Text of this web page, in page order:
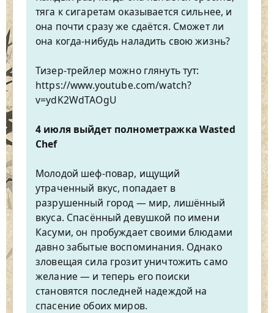
тяга к сигаретам оказывается сильнее, и
она почти сразу же сдаётся. Сможет ли
она когда-нибудь наладить свою жизнь?
Тизер-трейлер можно глянуть тут:
https://www.youtube.com/watch?
v=ydK2WdTAOgU
4 июля выйдет полнометражка Wasted
Chef
Молодой шеф-повар, ищущий
утраченный вкус, попадает в
разрушенный город — мир, лишённый
вкуса. Спасённый девушкой по имени
Касуми, он пробуждает своими блюдами
давно забытые воспоминания. Однако
зловещая сила грозит уничтожить само
желание — и теперь его поиски
становятся последней надеждой на
спасение обоих миров.